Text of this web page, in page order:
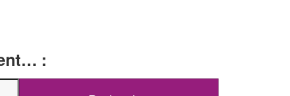
: